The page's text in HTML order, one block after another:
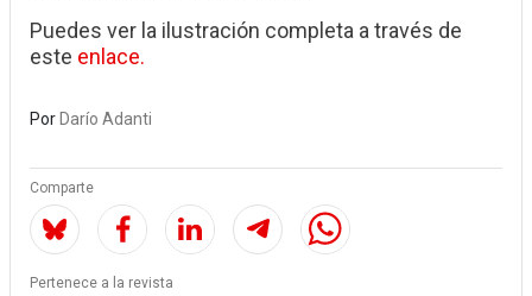
Puedes ver la ilustración completa a través de
este enlace.
Por Darío Adanti
Comparte
Pertenece a la revista